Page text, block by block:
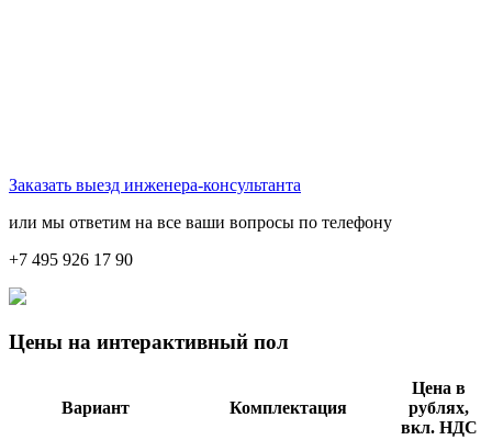
Заказать выезд инженера-консультанта
или мы ответим на все ваши вопросы по телефону
+7 495 926 17 90
Цены на интерактивный пол
Вариант Комплектация
Цена в
рублях,
вкл. НДС